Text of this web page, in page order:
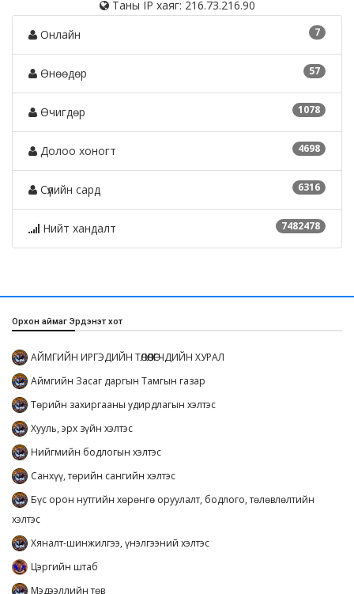
Таны IP хаяг: 216.73.216.90
7
Онлайн
57
Өнөөдөр
1078
Өчигдөр
4698
Долоо хоногт
6316
Сүүлийн сард
7482478
Нийт хандалт
Орхон аймаг Эрдэнэт хот
АЙМГИЙН ИРГЭДИЙН ТӨЛӨӨЛӨГЧДИЙН ХУРАЛ
Аймгийн Засаг даргын Тамгын газар
Төрийн захиргааны удирдлагын хэлтэс
Хууль, эрх зүйн хэлтэс
Нийгмийн бодлогын хэлтэс
Санхүү, төрийн сангийн хэлтэс
Бүс орон нутгийн хөрөнгө оруулалт, бодлого, төлөвлөлтийн
хэлтэс
Хяналт-шинжилгээ, үнэлгээний хэлтэс
Цэргийн штаб
Мэдээллийн төв